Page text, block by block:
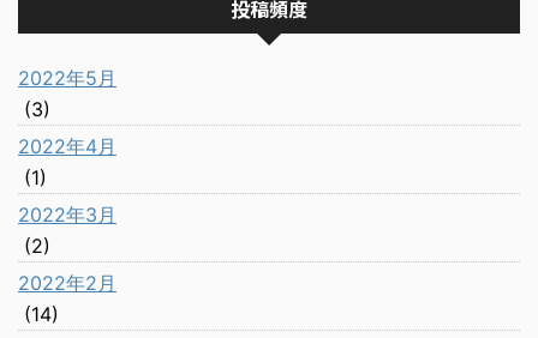
投稿頻度
2022年5月
(3)
2022年4月
(1)
2022年3月
(2)
2022年2月
(14)